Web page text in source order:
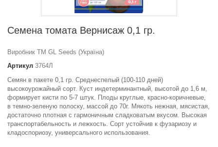
Семена томата Вернисаж 0,1 гр.
Виробник ТМ GL Seeds (Україна)
Артикул 3764Л
Семян в пакете 0,1 гр. Среднеспелый (100-110 дней)
высокоурожайный сорт. Куст индетерминантный, высотой до 1,6 м,
формирует кисти по 5-7 штук. Плоды круглые, красно-коричневые,
в темно-зеленую полоску, массой до 70г. Мякоть нежная, мясистая,
достаточно плотная с гармоничным сладковатым вкусом. Высокая
транспортабельность и лежкость. Сорт устойчив к фузариозу и
кладоспориозу, универсального использования.